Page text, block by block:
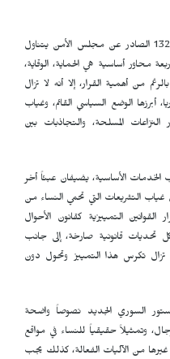
أن القرار 1325 الصادر عن مجلس الأمن يتناول
محاور أساسية هي الحماية، الوقاية،
بالرغم من أهمية القرار، إلا أنه لا تزال
الوضع السياسي القائم، وغياب
المسلحة، والتجاذبات بين
الخدمات الأساسية، يضيفان عبئاً أخر
التشريعات التي تحمي النساء من
التمييزية كقانون الأحوال
تحديات قانونية صارخة، إلى جانب
لا تزال تكرس هذا التمييز وتحول دون
السوري الجديد نصوصاً واضحة
وتمثيلاً حقيقياً للنساء في مواقع
من الآليات الفعالة، كذلك يجب